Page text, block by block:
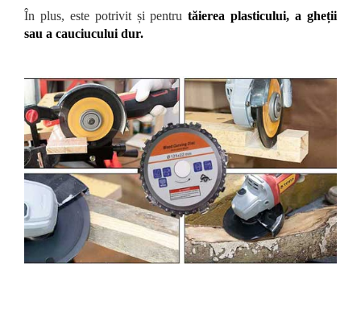
În plus, este potrivit și pentrutăierea plasticului, a gheții
sau a cauciucului dur.